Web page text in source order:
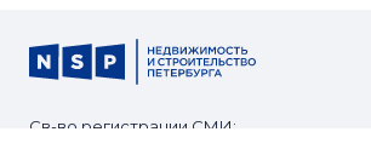
Св-во регистрации СМИ: